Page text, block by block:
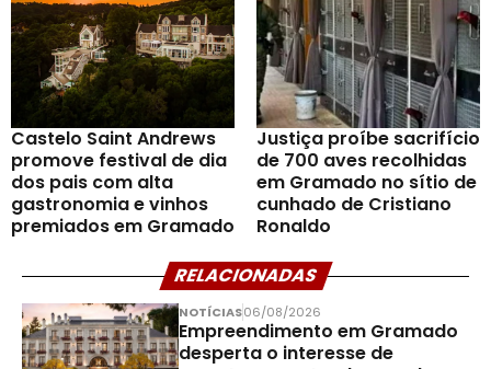
Castelo Saint Andrews
promove festival de dia
dos pais com alta
gastronomia e vinhos
premiados em Gramado
Justiça proíbe sacrifício
de 700 aves recolhidas
em Gramado no sítio de
cunhado de Cristiano
Ronaldo
RELACIONADAS
NOTÍCIAS06/08/2026
Empreendimento em Gramado
desperta o interesse de